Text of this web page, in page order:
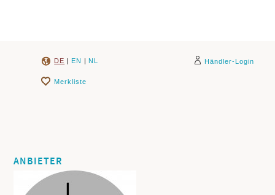
DE | EN | NL Händler-Login
Merkliste
ANBIETER